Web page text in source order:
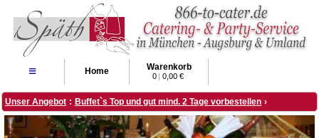
≡ Home Warenkorb
0 | 0,00 €
Unser Angebot : Buffet`s Top und gut mind. 2 Tage vorbestellen ›